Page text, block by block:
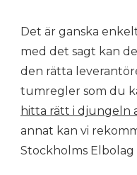
Det är ganska
med det sagt kan
den rätta
tumregler som du
hitta rätt i djungeln
annat kan vi
Stockholms